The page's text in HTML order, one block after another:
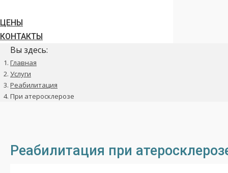
ЦЕНЫ
КОНТАКТЫ
Вы здесь:
Главная
Услуги
Реабилитация
При атеросклерозе
Реабилитация при